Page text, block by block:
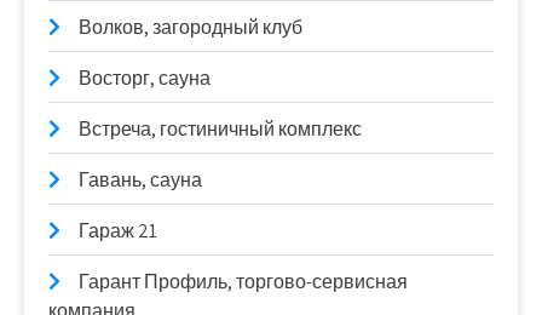
Волков, загородный клуб
Восторг, сауна
Встреча, гостиничный комплекс
Гавань, сауна
Гараж 21
Гарант Профиль, торгово-сервисная